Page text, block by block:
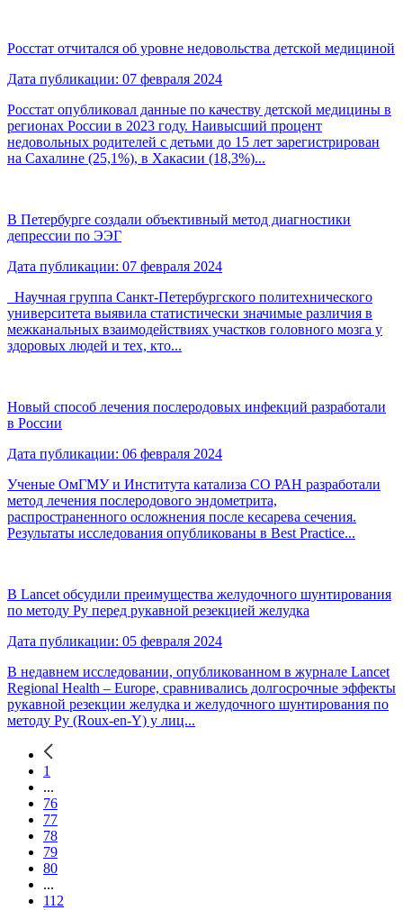
Росстат отчитался об уровне недовольства детской медициной
Дата публикации: 07 февраля 2024
Росстат опубликовал данные по качеству детской медицины в
регионах России в 2023 году. Наивысший процент
недовольных родителей с детьми до 15 лет зарегистрирован
на Сахалине (25,1%), в Хакасии (18,3%)...
В Петербурге создали объективный метод диагностики
депрессии по ЭЭГ
Дата публикации: 07 февраля 2024
Научная группа Санкт-Петербургского политехнического
университета выявила статистически значимые различия в
межканальных взаимодействиях участков головного мозга у
здоровых людей и тех, кто...
Новый способ лечения послеродовых инфекций разработали
в России
Дата публикации: 06 февраля 2024
Ученые ОмГМУ и Института катализа СО РАН разработали
метод лечения послеродового эндометрита,
распространенного осложнения после кесарева сечения.
Результаты исследования опубликованы в Best Practice...
В Lancet обсудили преимущества желудочного шунтирования
по методу Ру перед рукавной резекцией желудка
Дата публикации: 05 февраля 2024
В недавнем исследовании, опубликованном в журнале Lancet
Regional Health – Europe, сравнивались долгосрочные эффекты
рукавной резекции желудка и желудочного шунтирования по
методу Ру (Roux-en-Y) у лиц...
1
...
76
77
78
79
80
...
112